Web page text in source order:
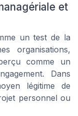
et
un test de la
organisations,
comme un
Dans
légitime de
personnel ou